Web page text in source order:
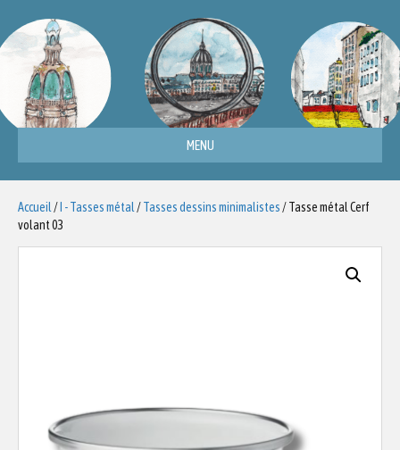
MENU
Accueil / I - Tasses métal /Tasses dessins minimalistes / Tasse métal Cerf
volant 03